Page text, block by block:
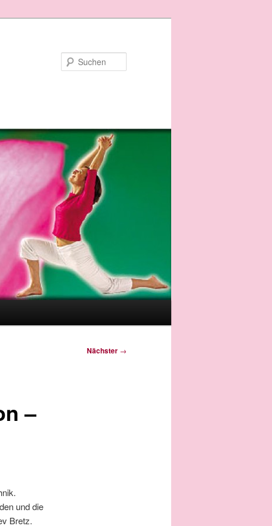
Nächster →
–
und die
Bretz.